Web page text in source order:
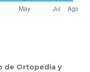
de Ortopedia y